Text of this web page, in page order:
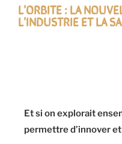
L'ORBITE : LA
L'INDUSTRIE ET LA
Et si on explorait
permettre d’innover et